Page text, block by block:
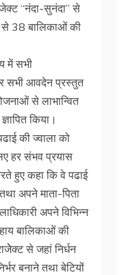
‘‘नंदा-सुनंदा’’ से
38 बालिकाओं की
में सभी
सभी आवदेन प्रस्तुत
से लाभान्वित
किया।
की ज्वाला को
हर संभव प्रयास
हुए कहा कि वे पढाई
अपने माता-पिता
अपने विभिन्न
बालिकाओं की
से जहां निर्धन
बनाने तथा बेटियों